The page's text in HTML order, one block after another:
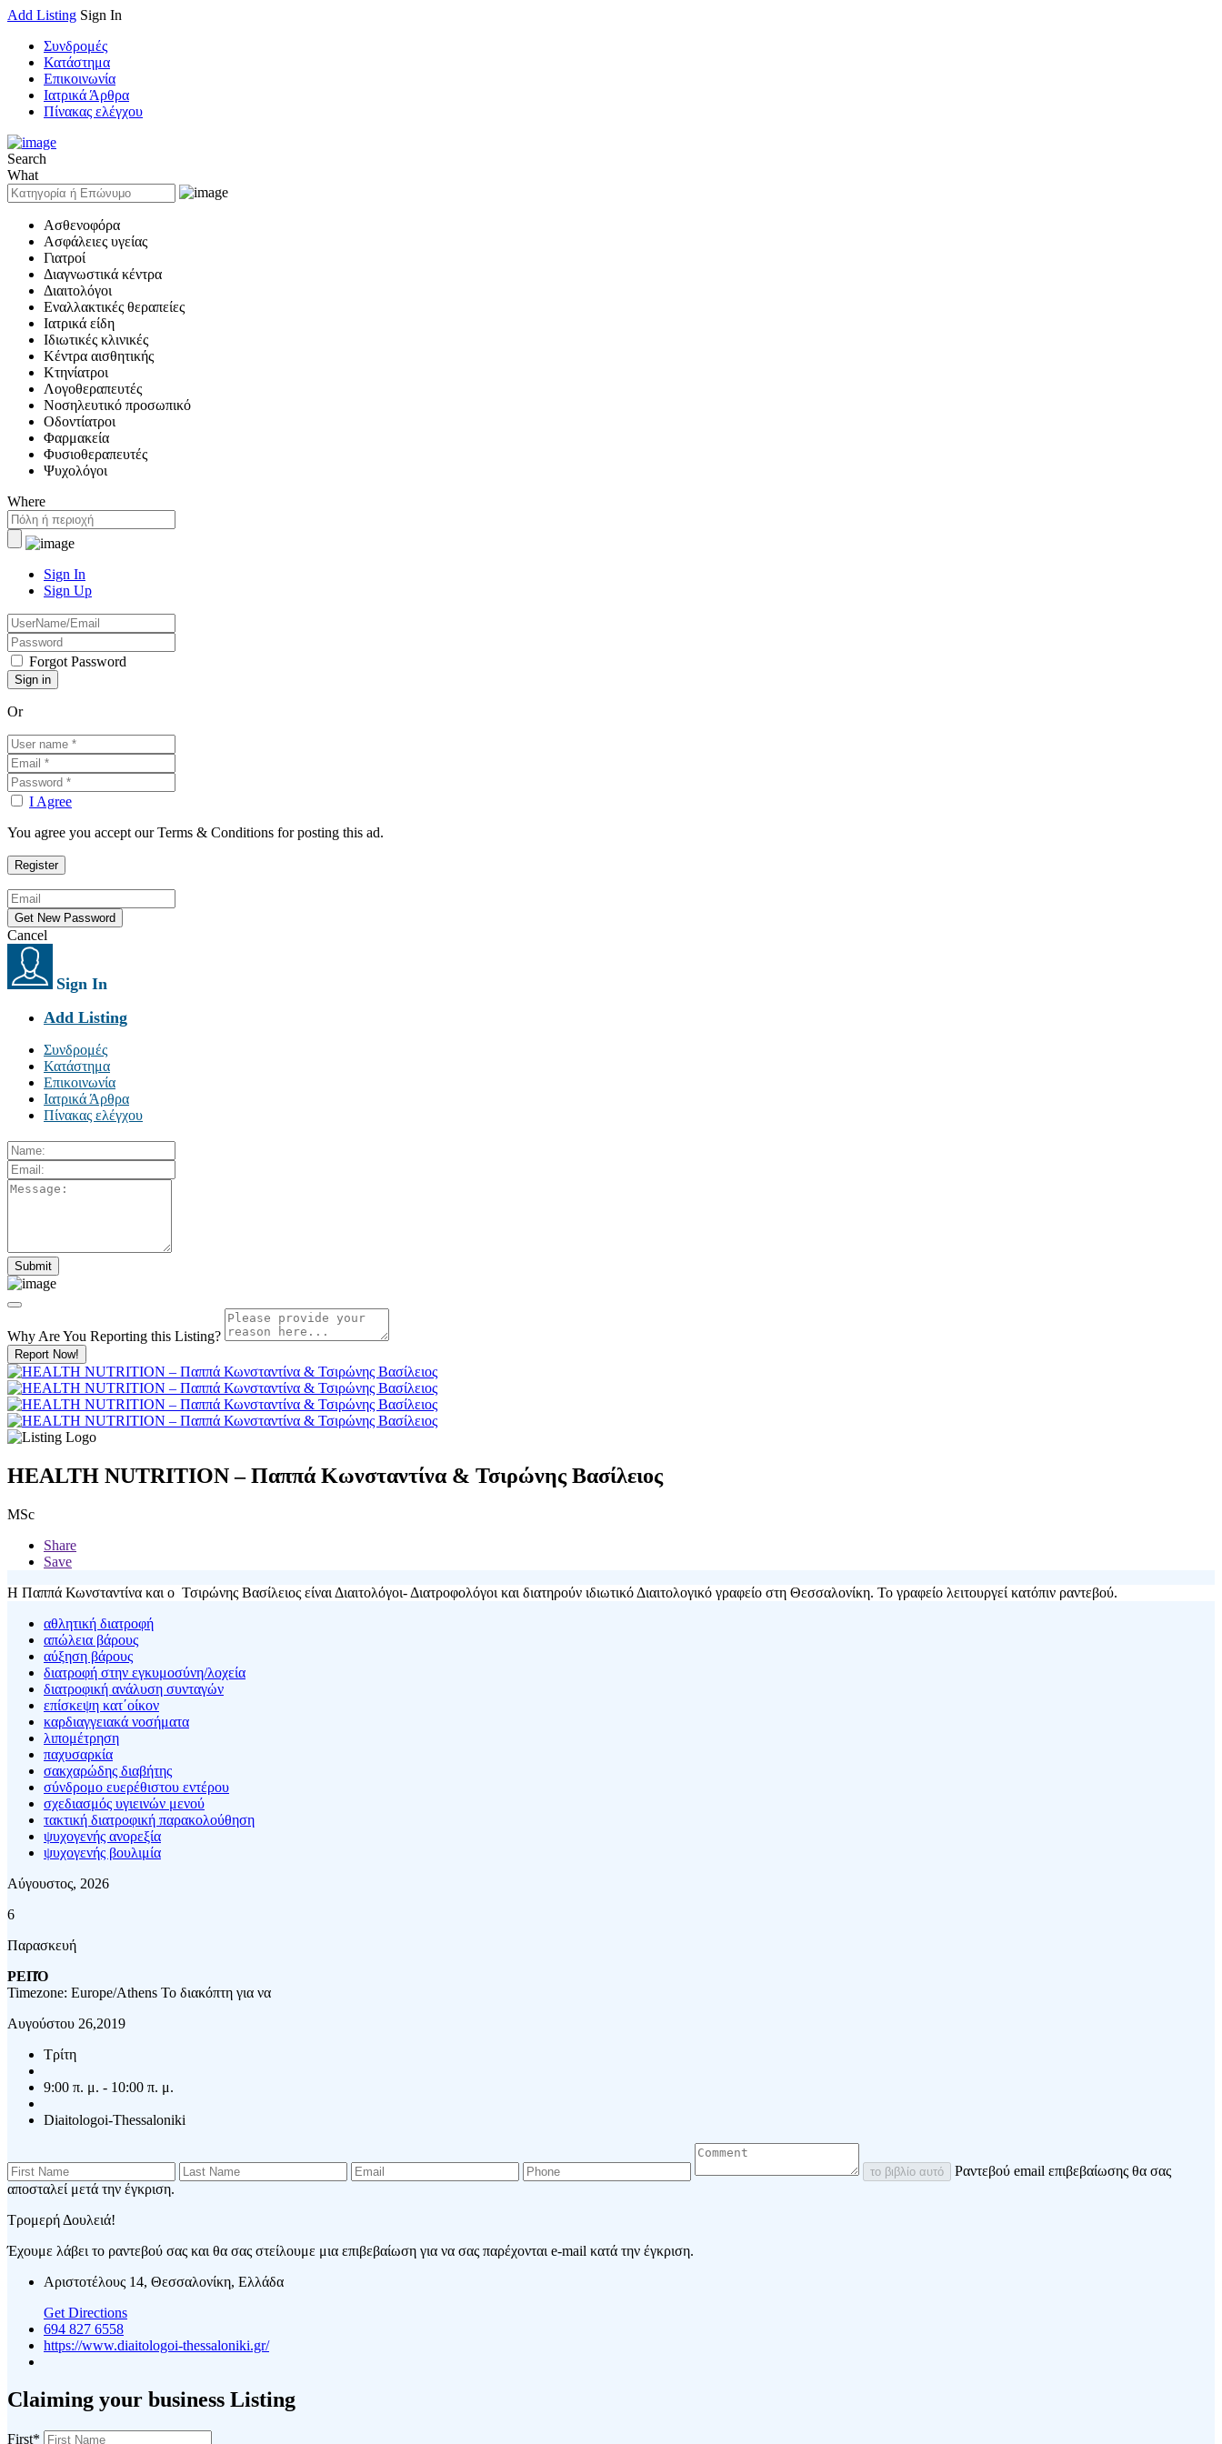
Add Listing Sign In
Συνδρομές
Κατάστημα
Επικοινωνία
Ιατρικά Άρθρα
Πίνακας ελέγχου
Search
What
Ασθενοφόρα
Ασφάλειες υγείας
Γιατροί
Διαγνωστικά κέντρα
Διαιτολόγοι
Εναλλακτικές θεραπείες
Ιατρικά είδη
Ιδιωτικές κλινικές
Κέντρα αισθητικής
Κτηνίατροι
Λογοθεραπευτές
Νοσηλευτικό προσωπικό
Οδοντίατροι
Φαρμακεία
Φυσιοθεραπευτές
Ψυχολόγοι
Where
Sign In
Sign Up
Forgot Password
Or
I Agree
You agree you accept our Terms & Conditions for posting this ad.
Cancel
Sign In
Add Listing
Συνδρομές
Κατάστημα
Επικοινωνία
Ιατρικά Άρθρα
Πίνακας ελέγχου
Why Are You Reporting this Listing?
Report Now!
HEALTH NUTRITION – Παππά Κωνσταντίνα & Τσιρώνης Βασίλειος
MSc
Share
Save
Η Παππά Κωνσταντίνα και ο Τσιρώνης Βασίλειος είναι Διαιτολόγοι- Διατροφολόγοι και διατηρούν ιδιωτικό Διαιτολογικό γραφείο στη Θεσσαλονίκη. Το γραφείο λειτουργεί κατόπιν ραντεβού.
αθλητική διατροφή
απώλεια βάρους
αύξηση βάρους
διατροφή στην εγκυμοσύνη/λοχεία
διατροφική ανάλυση συνταγών
επίσκεψη κατ΄οίκον
καρδιαγγειακά νοσήματα
λιπομέτρηση
παχυσαρκία
σακχαρώδης διαβήτης
σύνδρομο ευερέθιστου εντέρου
σχεδιασμός υγιεινών μενού
τακτική διατροφική παρακολούθηση
ψυχογενής ανορεξία
ψυχογενής βουλιμία
Αύγουστος, 2026
6
Παρασκευή
ΡΕΠΌ
Timezone: Europe/Athens Το διακόπτη για να
Αυγούστου 26,2019
Τρίτη
9:00 π. μ. - 10:00 π. μ.
Diaitologoi-Thessaloniki
το βιβλίο αυτό
Ραντεβού email επιβεβαίωσης θα σας
αποσταλεί μετά την έγκριση.
Τρομερή Δουλειά!
Έχουμε λάβει το ραντεβού σας και θα σας στείλουμε μια επιβεβαίωση για να σας παρέχονται e-mail κατά την έγκριση.
Αριστοτέλους 14, Θεσσαλονίκη, Ελλάδα
Get Directions
694 827 6558
https://www.diaitologoi-thessaloniki.gr/
Claiming your business Listing
First*